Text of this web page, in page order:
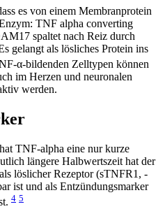
es von einem Membranprotein
TNF alpha converting
spaltet nach Reiz durch
gelangt als lösliches Protein ins
α-bildenden Zelltypen können
im Herzen und neuronalen
werden.
TNF-alpha eine nur kurze
längere Halbwertszeit hat der
löslicher Rezeptor (sTNFR1, -
ist und als Entzündungsmarker
4 5